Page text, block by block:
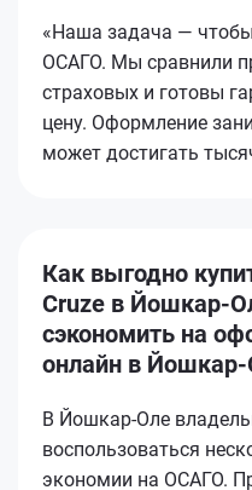
«Наша задача —
ОСАГО. Мы сравнили
страховых и готовы
цену. Оформление
может достигать
Как выгодно
Cruze в Йошкар-
сэкономить на
онлайн в
В Йошкар-Оле
воспользоваться
экономии на ОСАГО.